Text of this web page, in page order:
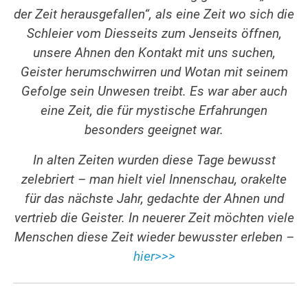
der Zeit herausgefallen“, als eine Zeit wo sich die
Schleier vom Diesseits zum Jenseits öffnen,
unsere Ahnen den Kontakt mit uns suchen,
Geister herumschwirren und Wotan mit seinem
Gefolge sein Unwesen treibt. Es war aber auch
eine Zeit, die für mystische Erfahrungen
besonders geeignet war.
In alten Zeiten wurden diese Tage bewusst
zelebriert – man hielt viel Innenschau, orakelte
für das nächste Jahr, gedachte der Ahnen und
vertrieb die Geister. In neuerer Zeit möchten viele
Menschen diese Zeit wieder bewusster erleben –
hier>>>